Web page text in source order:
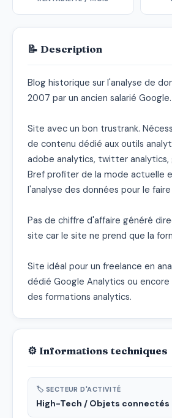
📝 Description
Blog historique sur l'analyse de
2007 par un ancien salarié Google.
Site avec un bon trustrank.
de contenu dédié aux outils
adobe analytics, twitter analytics,
Bref profiter de la mode actuelle
l'analyse des données pour le faire
Pas de chiffre d'affaire généré
site car le site ne prend que la
Site idéal pour un freelance en
dédié Google Analytics ou
des formations analytics.
⚙ Informations techniques
🏷 SECTEUR D'ACTIVITÉ
High-Tech / Objets connectés